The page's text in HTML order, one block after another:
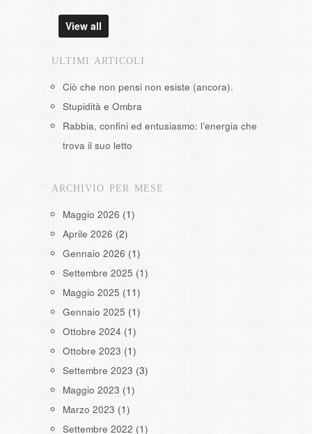
View all
ULTIMI ARTICOLI
Ciò che non pensi non esiste (ancora).
Stupidità e Ombra
Rabbia, confini ed entusiasmo: l’energia che
trova il suo letto
ARCHIVIO PER MESE
Maggio 2026 (1)
Aprile 2026 (2)
Gennaio 2026 (1)
Settembre 2025 (1)
Maggio 2025 (11)
Gennaio 2025 (1)
Ottobre 2024 (1)
Ottobre 2023 (1)
Settembre 2023 (3)
Maggio 2023 (1)
Marzo 2023 (1)
Settembre 2022 (1)